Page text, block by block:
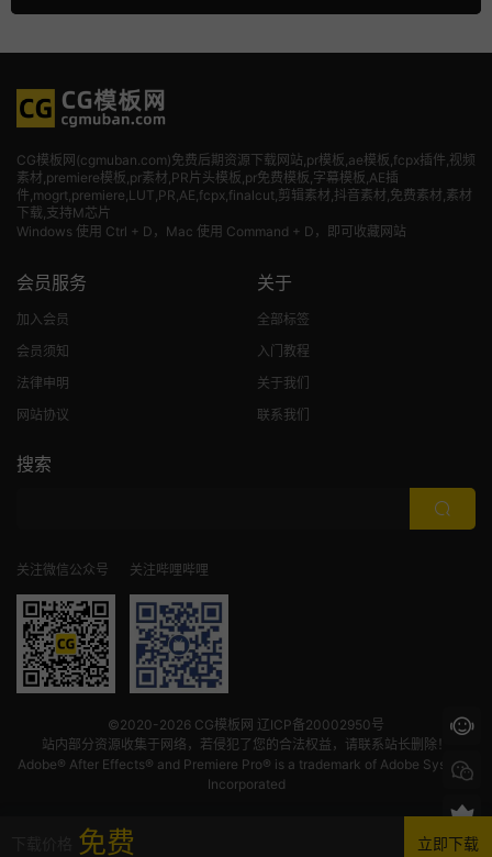
免费 立即下载
CG模板网(cgmuban.com)免费后期资源下载网站,pr模板,ae模板,fcpx插件,视频
素材 ,premiere模板,pr素材,PR片头模板,pr免费模板,字幕模板,AE插
件,mogrt,premiere,LUT,PR,AE,fcpx,finalcut,剪辑素材,抖音素材,免费素材,素材
下载,支持M芯片
Windows 使用 Ctrl + D，Mac 使用 Command + D，即可收藏网站
会员服务
加入会员
会员须知
法律申明
网站协议
关于
全部标签
入门教程
关于我们
联系我们
搜索
关注微信公众号 关注哔哩哔哩
©2020-2026 CG模板网 辽ICP备20002950号
站内部分资源收集于网络，若侵犯了您的合法权益，请联系站长删除！
Adobe® After Effects® and Premiere Pro® is a trademark of Adobe Systems
Incorporated